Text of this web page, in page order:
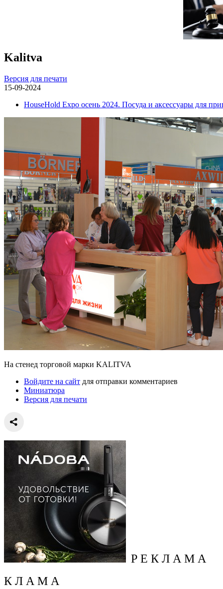
Kalitva
Версия для печати
15-09-2024
HouseHold Expo осень 2024. Посуда и аксессуары для
На стенед торговой марки KALITVA
Войдите на сайт для отправки комментариев
Миниатюра
Версия для печати
Р Е К Л А М А
К Л А М А